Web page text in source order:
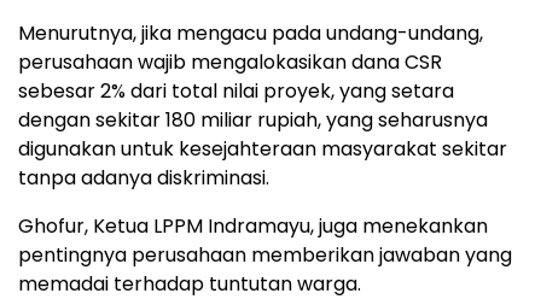
Menurutnya, jika mengacu pada undang-undang,
perusahaan wajib mengalokasikan dana CSR
sebesar 2% dari total nilai proyek, yang setara
dengan sekitar 180 miliar rupiah, yang seharusnya
digunakan untuk kesejahteraan masyarakat sekitar
tanpa adanya diskriminasi.
Ghofur, Ketua LPPM Indramayu, juga menekankan
pentingnya perusahaan memberikan jawaban yang
memadai terhadap tuntutan warga.